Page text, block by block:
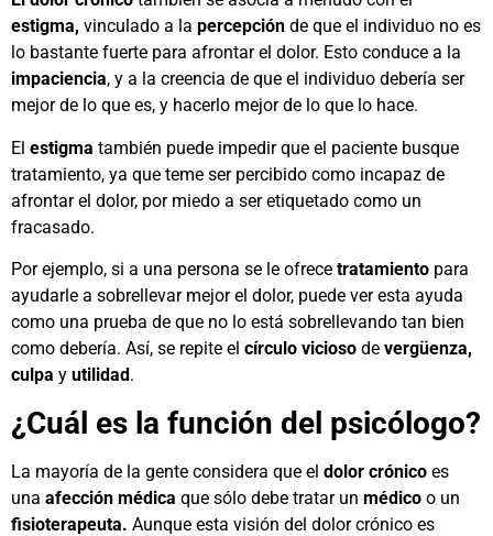
estigma, vinculado a la percepción de que el individuo no es
lo bastante fuerte para afrontar el dolor. Esto conduce a la
impaciencia, y a la creencia de que el individuo debería ser
mejor de lo que es, y hacerlo mejor de lo que lo hace.
El estigma también puede impedir que el paciente busque
tratamiento, ya que teme ser percibido como incapaz de
afrontar el dolor, por miedo a ser etiquetado como un
fracasado.
Por ejemplo, si a una persona se le ofrece tratamiento para
ayudarle a sobrellevar mejor el dolor, puede ver esta ayuda
como una prueba de que no lo está sobrellevando tan bien
como debería. Así, se repite el círculo vicioso de vergüenza,
culpa y utilidad .
¿Cuál es la función del psicólogo?
La mayoría de la gente considera que el dolor crónico es
una afección médica que sólo debe tratar un médico o un
fisioterapeuta. Aunque esta visión del dolor crónico es